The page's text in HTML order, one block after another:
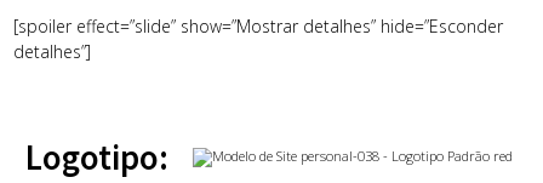
[spoiler effect=”slide” show=”Mostrar detalhes” hide=”Esconder
detalhes”]
Logotipo: